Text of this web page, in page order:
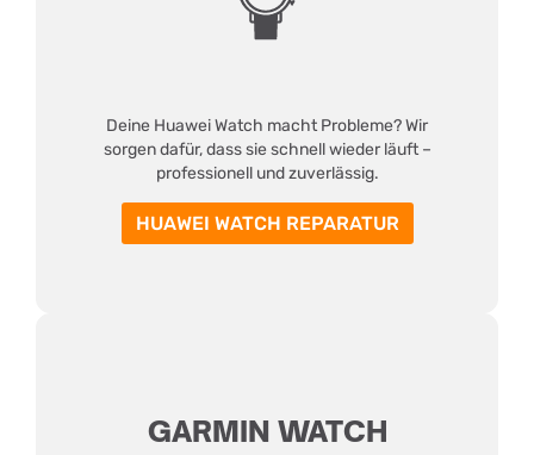
Deine Huawei Watch macht Probleme? Wir
sorgen dafür, dass sie schnell wieder läuft –
professionell und zuverlässig.
HUAWEI WATCH REPARATUR
GARMIN WATCH